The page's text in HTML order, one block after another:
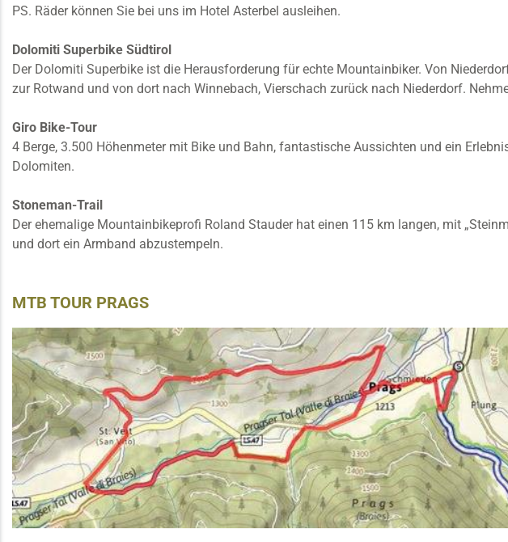
PS. Räder können Sie bei uns im Hotel Asterbel ausleihen.
Dolomiti Superbike Südtirol
Der Dolomiti Superbike ist die Herausforderung für echte Mountainbiker. Von
zur Rotwand und von dort nach Winnebach, Vierschach zurück nach Niederdorf.
Giro Bike-Tour
4 Berge, 3.500 Höhenmeter mit Bike und Bahn, fantastische Aussichten und ein
Dolomiten.
Stoneman-Trail
Der ehemalige Mountainbikeprofi Roland Stauder hat einen 115 km langen, mit
und dort ein Armband abzustempeln.
MTB TOUR PRAGS